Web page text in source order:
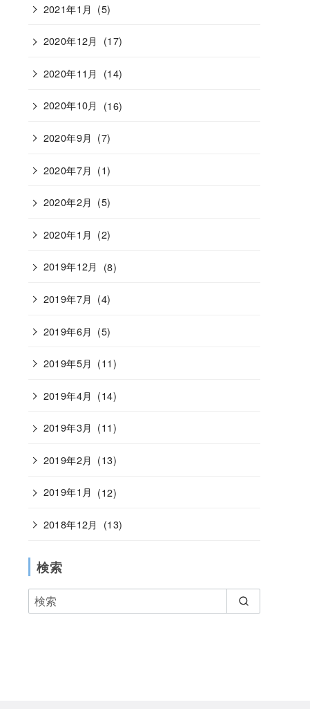
2021年1月 (5)
2020年12月 (17)
2020年11月 (14)
2020年10月 (16)
2020年9月 (7)
2020年7月 (1)
2020年2月 (5)
2020年1月 (2)
2019年12月 (8)
2019年7月 (4)
2019年6月 (5)
2019年5月 (11)
2019年4月 (14)
2019年3月 (11)
2019年2月 (13)
2019年1月 (12)
2018年12月 (13)
検索